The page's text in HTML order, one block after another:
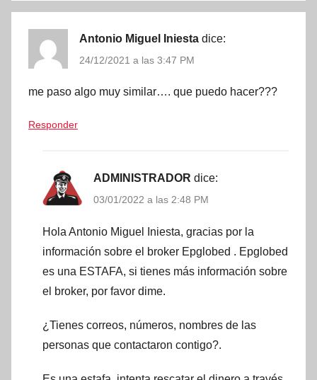
Antonio Miguel Iniesta dice:
24/12/2021 a las 3:47 PM
me paso algo muy similar…. que puedo hacer???
Responder
ADMINISTRADOR dice:
03/01/2022 a las 2:48 PM
Hola Antonio Miguel Iniesta, gracias por la
información sobre el broker Epglobed . Epglobed
es una ESTAFA, si tienes más información sobre
el broker, por favor dime.
¿Tienes correos, números, nombres de las
personas que contactaron contigo?.